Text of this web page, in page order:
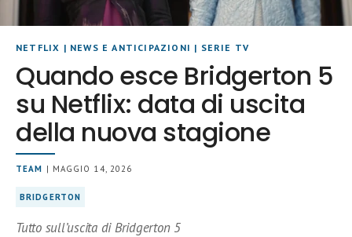
NETFLIX | NEWS E ANTICIPAZIONI | SERIE TV
Quando esce Bridgerton 5
su Netflix: data di uscita
della nuova stagione
TEAM | MAGGIO 14, 2026
BRIDGERTON
Tutto sull’uscita di Bridgerton 5